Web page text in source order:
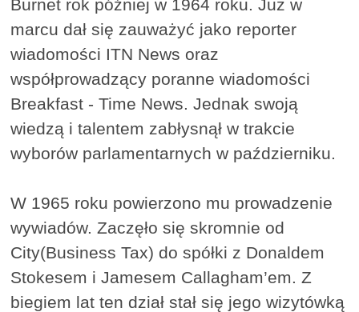
Burnet rok później w 1964 roku. Już w
marcu dał się zauważyć jako reporter
wiadomości ITN News oraz
współprowadzący poranne wiadomości
Breakfast - Time News. Jednak swoją
wiedzą i talentem zabłysnął w trakcie
wyborów parlamentarnych w październiku.
W 1965 roku powierzono mu prowadzenie
wywiadów. Zaczęło się skromnie od
City(Business Tax) do spółki z Donaldem
Stokesem i Jamesem Callagham’em. Z
biegiem lat ten dział stał się jego wizytówką